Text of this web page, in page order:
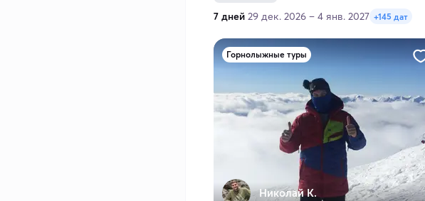
7 дней 29 дек. 2026 – 4 янв. 2027 +145 дат
Горнолыжные туры
Николай К.